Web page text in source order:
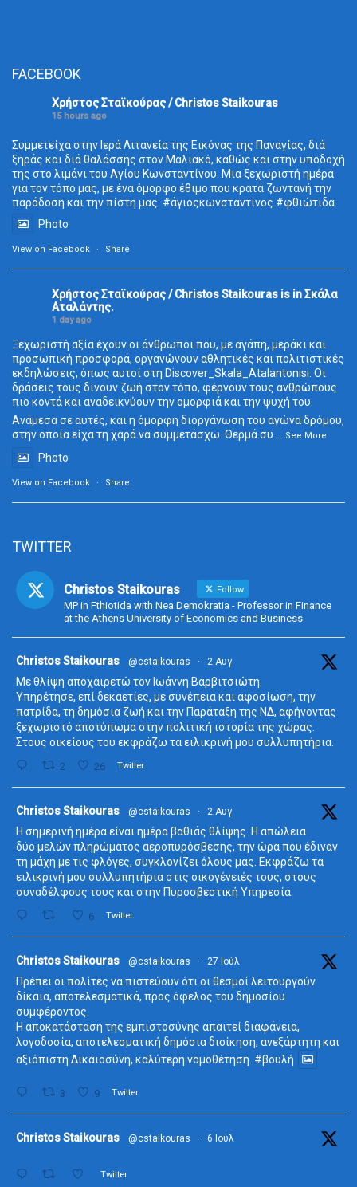
FACEBOOK
Χρήστος Σταϊκούρας / Christos Staikouras
15 hours ago
Συμμετείχα στην Ιερά Λιτανεία της Εικόνας της Παναγίας, διά
ξηράς και διά θαλάσσης στον Μαλιακό, καθώς και στην υποδοχή
της στο λιμάνι του Αγίου Κωνσταντίνου. Μια ξεχωριστή ημέρα
για τον τόπο μας, με ένα όμορφο έθιμο που κρατά ζωντανή την
παράδοση και την πίστη μας. #άγιοςκωνσταντίνος #φθιώτιδα
Photo
View on Facebook · Share
Χρήστος Σταϊκούρας / Christos Staikouras is in Σκάλα
Aταλάντης.
1 day ago
Ξεχωριστή αξία έχουν οι άνθρωποι που, με αγάπη, μεράκι και
προσωπική προσφορά, οργανώνουν αθλητικές και πολιτιστικές
εκδηλώσεις, όπως αυτοί στη Discover_Skala_Atalantonisi. Οι
δράσεις τους δίνουν ζωή στον τόπο, φέρνουν τους ανθρώπους
πιο κοντά και αναδεικνύουν την ομορφιά και την ψυχή του.
Ανάμεσα σε αυτές, και η όμορφη διοργάνωση του αγώνα δρόμου,
στην οποία είχα τη χαρά να συμμετάσχω. Θερμά συ
See More
Photo
View on Facebook · Share
TWITTER
Christos Staikouras Follow
MP in Fthiotida with Nea Demokratia - Professor in Finance
at the Athens University of Economics and Business
Christos Staikouras @cstaikouras · 2 Αυγ
Με θλίψη αποχαιρετώ τον Ιωάννη Βαρβιτσιώτη.
Υπηρέτησε, επί δεκαετίες, με συνέπεια και αφοσίωση, την
πατρίδα, τη δημόσια ζωή και την Παράταξη της ΝΔ, αφήνοντας
ξεχωριστό αποτύπωμα στην πολιτική ιστορία της χώρας.
Στους οικείους του εκφράζω τα ειλικρινή μου συλλυπητήρια.
2 26 Twitter
Christos Staikouras @cstaikouras · 2 Αυγ
Η σημερινή ημέρα είναι ημέρα βαθιάς θλίψης. Η απώλεια
δύο μελών πληρώματος αεροπυρόσβεσης, την ώρα που έδιναν
τη μάχη με τις φλόγες, συγκλονίζει όλους μας. Εκφράζω τα
ειλικρινή μου συλλυπητήρια στις οικογένειές τους, στους
συναδέλφους τους και στην Πυροσβεστική Υπηρεσία.
6 Twitter
Christos Staikouras @cstaikouras · 27 Ιούλ
Πρέπει οι πολίτες να πιστεύουν ότι οι θεσμοί λειτουργούν
δίκαια, αποτελεσματικά, προς όφελος του δημοσίου
συμφέροντος.
Η αποκατάσταση της εμπιστοσύνης απαιτεί διαφάνεια,
λογοδοσία, αποτελεσματική δημόσια διοίκηση, ανεξάρτητη και
αξιόπιστη Δικαιοσύνη, καλύτερη νομοθέτηση. #βουλή
3 9 Twitter
Christos Staikouras @cstaikouras · 6 Ιούλ
Twitter